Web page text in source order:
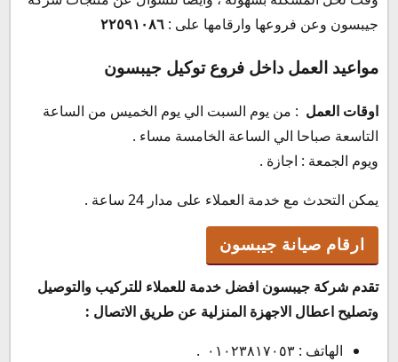
جيبسون وعن فروعها وارقامها على : ٢٢٥٩١٠٨٦
مواعيد العمل داخل فروع توكيل جيبسون
اوقات العمل : من يوم السبت الي يوم الخميس من الساعة
التاسعة صباحا الي الساعة الخامسة مساء .
ويوم الجمعة : اجازة .
يمكن التحدث مع خدمة العملاء على مدار 24 ساعة .
ارقام صيانة جيبسون
تقدم شركة جيبسون افضل خدمة للعملاء للتركيب والتوصيل
وتصليح اعطال الاجهزة المنزلية عن طريق الاتصال :
الهاتف : ٠١٠٢٣٨١٧٠٥٣ .